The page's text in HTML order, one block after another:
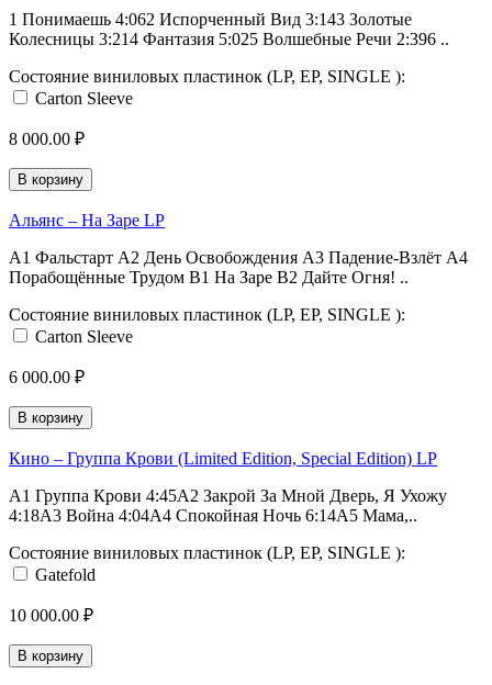
1 Понимаешь 4:062 Испорченный Вид 3:143 Золотые
Колесницы 3:214 Фантазия 5:025 Волшебные Речи 2:396 ..
Состояние виниловых пластинок (LP, EP, SINGLE ):
Carton Sleeve
8 000.00 ₽
В корзину
Альянс ‎– На Заре LP
A1 Фальстарт A2 День Освобождения A3 Падение-Взлёт A4
Порабощённые Трудом B1 На Заре B2 Дайте Огня! ..
Состояние виниловых пластинок (LP, EP, SINGLE ):
Carton Sleeve
6 000.00 ₽
В корзину
Кино ‎– Группа Крови (Limited Edition, Special Edition) LP
A1 Группа Крови 4:45A2 Закрой За Мной Дверь, Я Ухожу
4:18A3 Война 4:04A4 Спокойная Ночь 6:14A5 Мама,..
Состояние виниловых пластинок (LP, EP, SINGLE ):
Gatefold
10 000.00 ₽
В корзину